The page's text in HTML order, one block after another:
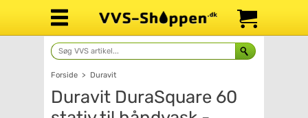
Forside > Duravit
Duravit DuraSquare 60